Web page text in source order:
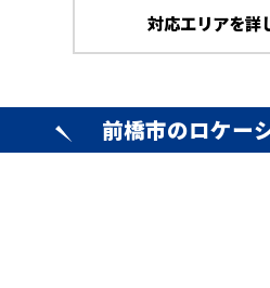
対応エリアを詳
前橋市のロケー